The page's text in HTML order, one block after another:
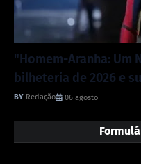
"Homem-Aranha: Um
bilheteria de 2026 e
Redação 06 agosto